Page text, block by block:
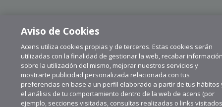
Aviso de Cookies
Acens utiliza cookies propias y de terceros. Estas cookies serán
utilizadas con la finalidad de gestionar la web, recabar
sobre la utilización del mismo, mejorar nuestros servicios y
mostrarte publicidad personalizada relacionada con tus
preferencias en base a un perfil elaborado a partir de tus hábitos
el análisis de tu comportamiento dentro de la web de acens (por
ejemplo, secciones visitadas, consultas realizadas o links